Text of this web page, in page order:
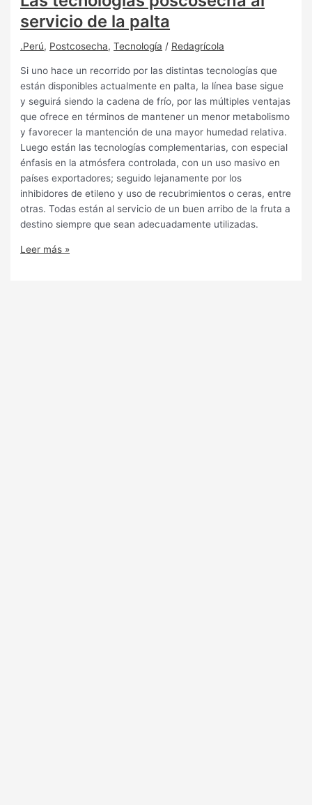
servicio de la palta
.Perú, Postcosecha,Tecnología / Redagrícola
Si uno hace un recorrido por las distintas tecnologías que
están disponibles actualmente en palta, la línea base sigue
y seguirá siendo la cadena de frío, por las múltiples ventajas
que ofrece en términos de mantener un menor metabolismo
y favorecer la mantención de una mayor humedad relativa.
Luego están las tecnologías complementarias, con especial
énfasis en la atmósfera controlada, con un uso masivo en
países exportadores; seguido lejanamente por los
inhibidores de etileno y uso de recubrimientos o ceras, entre
otras. Todas están al servicio de un buen arribo de la fruta a
destino siempre que sean adecuadamente utilizadas.
Leer más »